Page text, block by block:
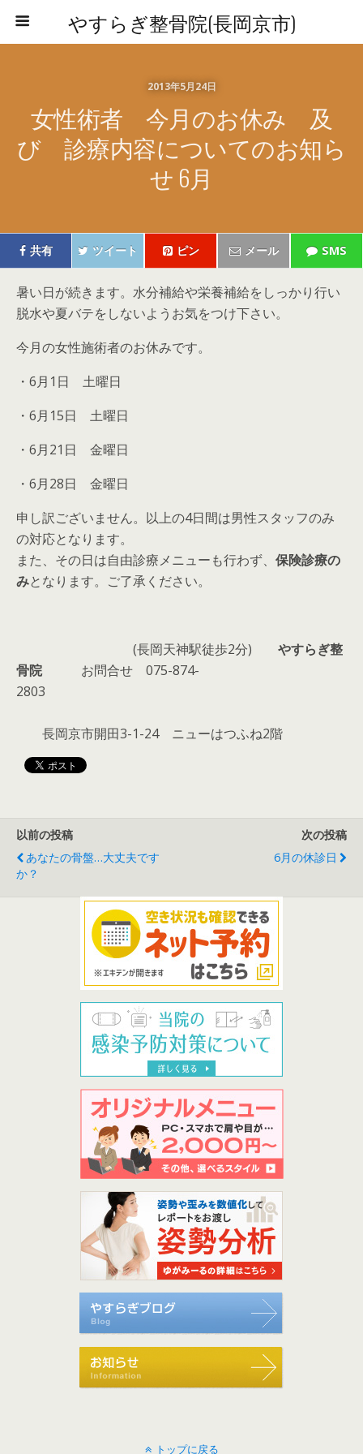
やすらぎ整骨院(長岡京市)
2013年5月24日
女性術者 今月のお休み 及
び 診療内容についてのお知ら
せ 6月
共有 ツイート ピン メール SMS
暑い日が続きます。水分補給や栄養補給をしっかり行い
脱水や夏バテをしないようお気をつけ下さい。
今月の女性施術者のお休みです。
・6月1日 土曜日
・6月15日 土曜日
・6月21日 金曜日
・6月28日 金曜日
申し訳ございません。以上の4日間は男性スタッフのみ
の対応となります。
また、その日は自由診療メニューも行わず、 保険診療の
みとなります。ご了承ください。
(長岡天神駅徒歩2分) やすらぎ整
骨院お問合せ 075-874-
2803
長岡京市開田3-1-24 ニューはつふね2階
以前の投稿
あなたの骨盤…大丈夫です
か？
次の投稿
6月の休診日
トップに戻る